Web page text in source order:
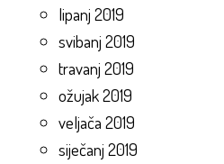
lipanj 2019
svibanj 2019
travanj 2019
ožujak 2019
veljača 2019
siječanj 2019